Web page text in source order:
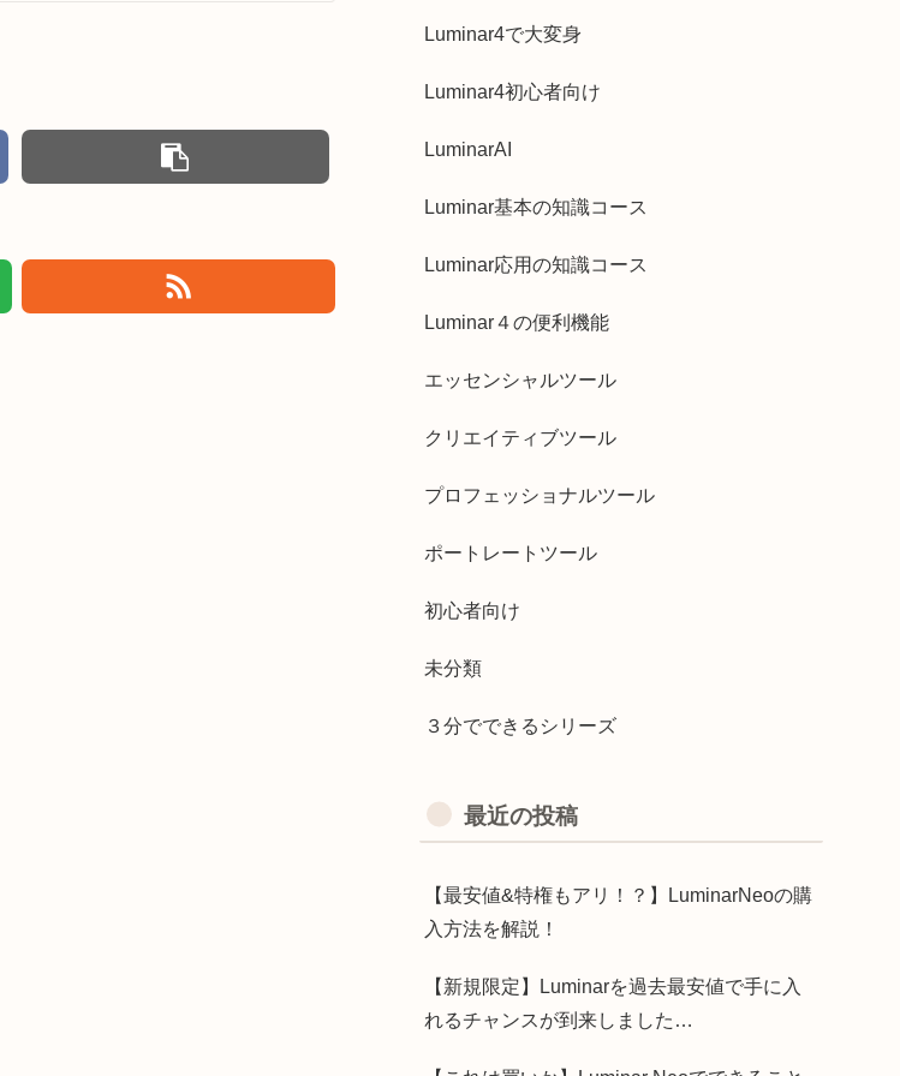
Luminar4で大変身
Luminar4初心者向け
LuminarAI
Luminar基本の知識コース
Luminar応用の知識コース
Luminar４の便利機能
エッセンシャルツール
クリエイティブツール
プロフェッショナルツール
ポートレートツール
初心者向け
未分類
３分でできるシリーズ
最近の投稿
【最安値&特権もアリ！？】LuminarNeoの購
入方法を解説！
【新規限定】Luminarを過去最安値で手に入
れるチャンスが到来しました…